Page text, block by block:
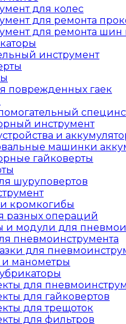
для колес
для ремонта
для ремонта шин
инструмент
поврежденных гаек
инструмент
и
машинки
гайковерты
шуруповертов
кромкогибы
разных операций
и модули для
пневмоинструмента
для
манометры
для
для гайковертов
для трещоток
для фильтров